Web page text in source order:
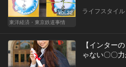
Vol.32
東洋経済・東京鉄道事情
ライフスタイル
【インター
ゃない〇〇